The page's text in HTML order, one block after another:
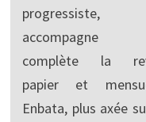
progressiste,
accompagne
complète la
papier et
Enbata, plus axée